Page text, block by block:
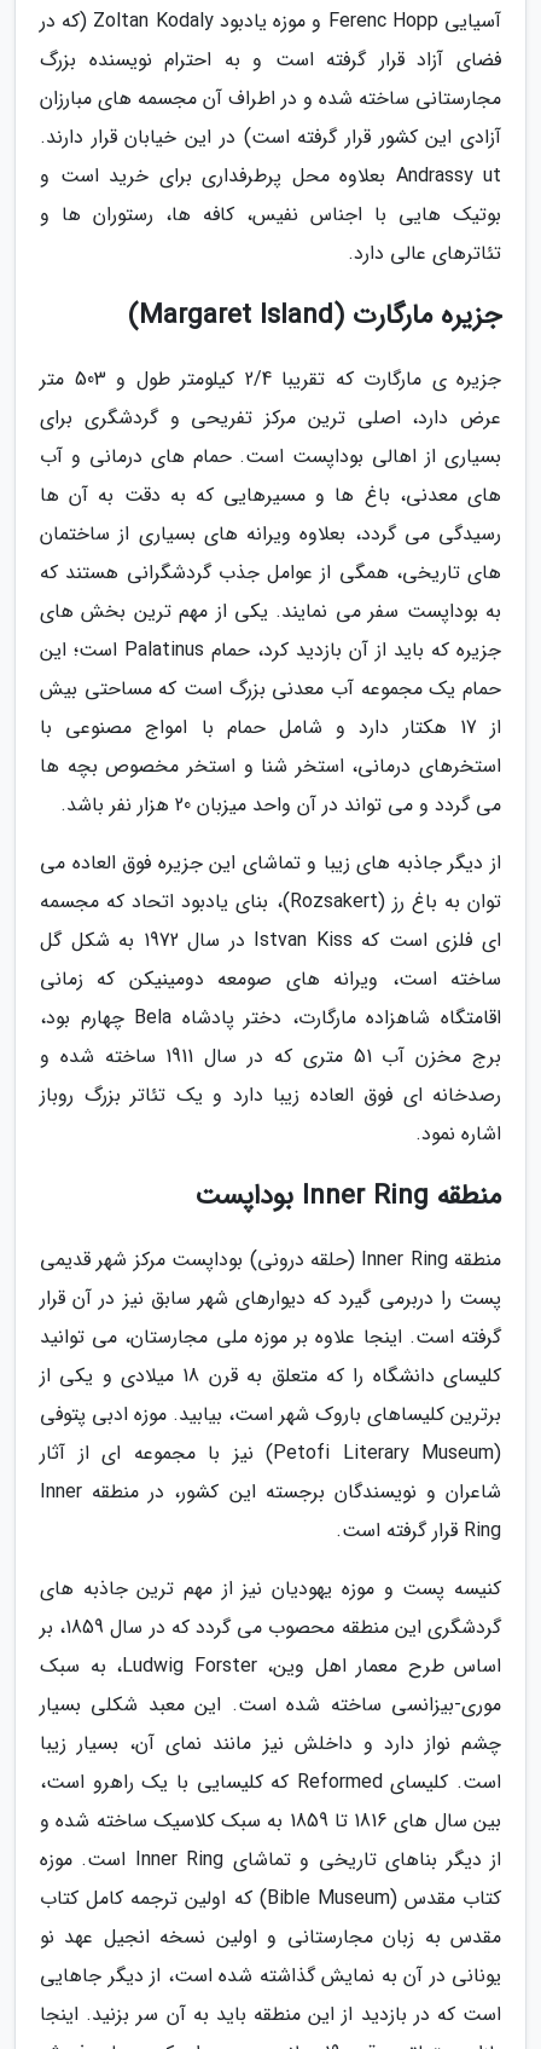
آسیایی Ferenc Hopp و موزه یادبود Zoltan Kodaly (که در
فضای آزاد قرار گرفته است و به احترام نویسنده بزرگ
مجارستانی ساخته شده و در اطراف آن مجسمه های مبارزان
آزادی این کشور قرار گرفته است) در این خیابان قرار دارند.
Andrassy ut بعلاوه محل پرطرفداری برای خرید است و
بوتیک هایی با اجناس نفیس، کافه ها، رستوران ها و
تئاترهای عالی دارد.
جزیره مارگارت (Margaret Island)
جزیره ی مارگارت که تقریبا 2/4 کیلومتر طول و 503 متر
عرض دارد، اصلی ترین مرکز تفریحی و گردشگری برای
بسیاری از اهالی بوداپست است. حمام های درمانی و آب
های معدنی، باغ ها و مسیرهایی که به دقت به آن ها
رسیدگی می گردد، بعلاوه ویرانه های بسیاری از ساختمان
های تاریخی، همگی از عوامل جذب گردشگرانی هستند که
به بوداپست سفر می نمایند. یکی از مهم ترین بخش های
جزیره که باید از آن بازدید کرد، حمام Palatinus است؛ این
حمام یک مجموعه آب معدنی بزرگ است که مساحتی بیش
از 17 هکتار دارد و شامل حمام با امواج مصنوعی با
استخرهای درمانی، استخر شنا و استخر مخصوص بچه ها
می گردد و می تواند در آن واحد میزبان 20 هزار نفر باشد.
از دیگر جاذبه های زیبا و تماشای این جزیره فوق العاده می
توان به باغ رز (Rozsakert)، بنای یادبود اتحاد که مجسمه
ای فلزی است که Istvan Kiss در سال 1972 به شکل گل
ساخته است، ویرانه های صومعه دومینیکن که زمانی
اقامتگاه شاهزاده مارگارت، دختر پادشاه Bela چهارم بود،
برج مخزن آب 51 متری که در سال 1911 ساخته شده و
رصدخانه ای فوق العاده زیبا دارد و یک تئاتر بزرگ روباز
اشاره نمود.
منطقه Inner Ring بوداپست
منطقه Inner Ring (حلقه درونی) بوداپست مرکز شهر قدیمی
پست را دربرمی گیرد که دیوارهای شهر سابق نیز در آن قرار
گرفته است. اینجا علاوه بر موزه ملی مجارستان، می توانید
کلیسای دانشگاه را که متعلق به قرن 18 میلادی و یکی از
برترین کلیساهای باروک شهر است، بیابید. موزه ادبی پتوفی
(Petofi Literary Museum) نیز با مجموعه ای از آثار
شاعران و نویسندگان برجسته این کشور، در منطقه Inner
Ring قرار گرفته است.
کنیسه پست و موزه یهودیان نیز از مهم ترین جاذبه های
گردشگری این منطقه محصوب می گردد که در سال 1859، بر
اساس طرح معمار اهل وین، Ludwig Forster، به سبک
موری-بیزانسی ساخته شده است. این معبد شکلی بسیار
چشم نواز دارد و داخلش نیز مانند نمای آن، بسیار زیبا
است. کلیسای Reformed که کلیسایی با یک راهرو است،
بین سال های 1816 تا 1859 به سبک کلاسیک ساخته شده و
از دیگر بناهای تاریخی و تماشای Inner Ring است. موزه
کتاب مقدس (Bible Museum) که اولین ترجمه کامل کتاب
مقدس به زبان مجارستانی و اولین نسخه انجیل عهد نو
یونانی در آن به نمایش گذاشته شده است، از دیگر جاهایی
است که در بازدید از این منطقه باید به آن سر بزنید. اینجا